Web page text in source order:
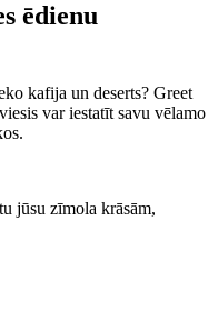
ēdienu
kafija un deserts? Greet
var iestatīt savu vēlamo
jūsu zīmola krāsām,